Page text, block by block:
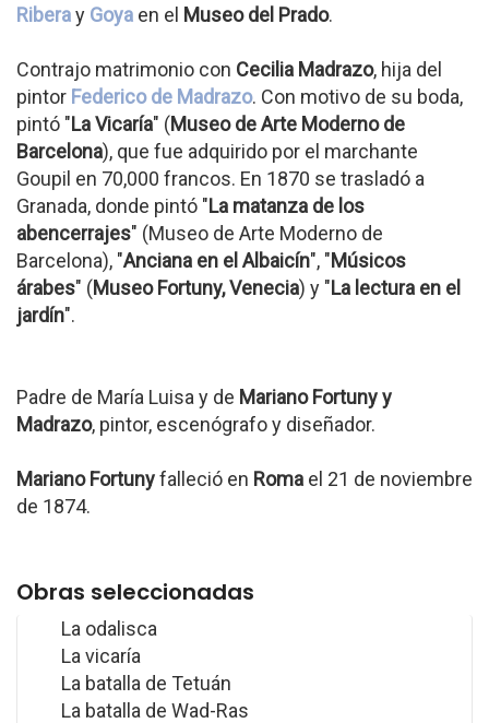
Riberay Goya en el Museo del Prado.
Contrajo matrimonio con Cecilia Madrazo, hija del
pintor Federico de Madrazo. Con motivo de su boda,
pintó "La Vicaría" (Museo de Arte Moderno de
Barcelona), que fue adquirido por el marchante
Goupil en 70,000 francos. En 1870 se trasladó a
Granada, donde pintó "La matanza de los
abencerrajes" (Museo de Arte Moderno de
Barcelona), "Anciana en el Albaicín", "Músicos
árabes" (Museo Fortuny, Venecia) y "La lectura en el
jardín".
Padre de María Luisa y de Mariano Fortuny y
Madrazo, pintor, escenógrafo y diseñador.
Mariano Fortunyfalleció en Roma el 21 de noviembre
de 1874.
Obras seleccionadas
La odalisca
La vicaría
La batalla de Tetuán
La batalla de Wad-Ras